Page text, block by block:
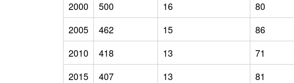
2000
500 16 80
2005
462 15 86
2010
418 13 71
2015
407 13 81